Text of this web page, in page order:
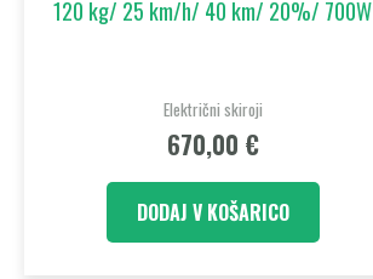
120 kg/ 25 km/h/ 40 km/ 20%/ 700W
Električni skiroji
670,00 €
DODAJ V KOŠARICO